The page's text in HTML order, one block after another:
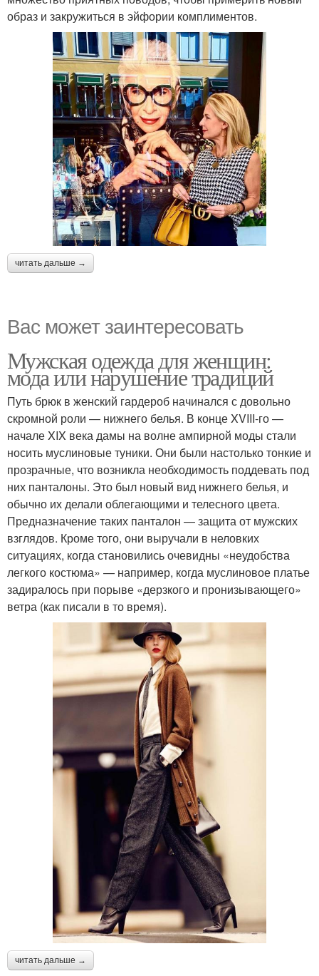
образ и закружиться в эйфории комплиментов.
читать дальше →
Вас может заинтересовать
Мужская одежда для женщин:
мода или нарушение традиций
Путь брюк в женский гардероб начинался с довольно
скромной роли — нижнего белья. В конце XVIII-го —
начале XIX века дамы на волне ампирной моды стали
носить муслиновые туники. Они были настолько тонкие и
прозрачные, что возникла необходимость поддевать под
них панталоны. Это был новый вид нижнего белья, и
обычно их делали облегающими и телесного цвета.
Предназначение таких панталон — защита от мужских
взглядов. Кроме того, они выручали в неловких
ситуациях, когда становились очевидны «неудобства
легкого костюма» — например, когда муслиновое платье
задиралось при порыве «дерзкого и пронизывающего»
ветра (как писали в то время).
читать дальше →